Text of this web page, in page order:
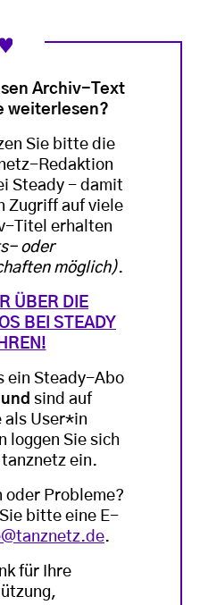
Archiv-Text
weiterlesen?
Sie bitte die
Redaktion
Steady - damit
Zugriff auf viele
Titel erhalten
oder
möglich).
ÜBER DIE
BEI STEADY
ein Steady-Abo
und sind auf
als User*in
loggen Sie sich
ein.
oder Probleme?
bitte eine E-
.
für Ihre